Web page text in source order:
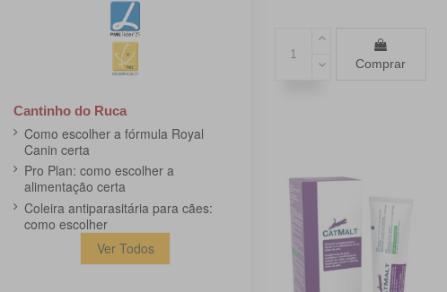
Cantinho do Ruca
Como escolher a fórmula Royal
Canin certa
Pro Plan: como escolher a
alimentação certa
Coleira antiparasitária para cães:
como escolher
Ver Todos
Comprar